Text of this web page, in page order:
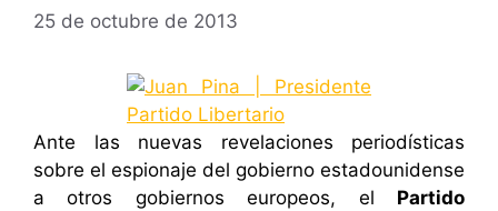
25 de octubre de 2013
Ante las nuevas revelaciones periodísticas
sobre el espionaje del gobierno estadounidense
a otros gobiernos europeos, el Partido